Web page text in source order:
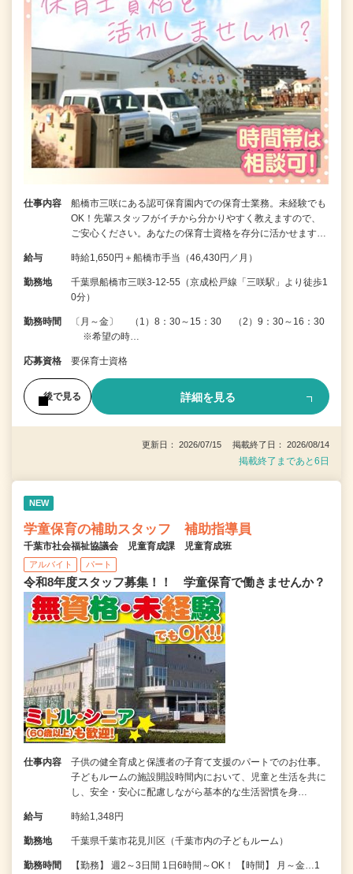
仕事内容
船橋市三咲にある認可保育園内での保育士業務。未経験でも
OK！先輩スタッフがイチから分かりやすく教えますので、
ご安心ください。あなたの保育士資格を存分に活かせます…
給与 時給1,650円＋船橋市手当（46,430円／月）
勤務地
千葉県船橋市三咲3-12-55（京成松戸線「三咲駅」より徒歩1
0分）
勤務時間
〔月～金〕 （1）8：30～15：30 （2）9：30～16：30
※希望の時…
応募資格 要保育士資格
後で見る 詳細を見る
更新日： 2026/07/15 掲載終了日： 2026/08/14
掲載終了まであと6日
NEW
学童保育の補助スタッフ 補助指導員
千葉市社会福祉協議会 児童育成課 児童育成班
アルバイト パート
令和8年度スタッフ募集！！ 学童保育で働きませんか？
仕事内容
子供の健全育成と保護者の子育て支援のパートでのお仕事。
子どもルームの施設開設時間内において、児童と生活を共に
し、安全・安心に配慮しながら基本的な生活習慣を身…
給与 時給1,348円
勤務地 千葉県千葉市花見川区（千葉市内の子どもルーム）
勤務時間
【勤務】 週2～3日間 1日6時間～OK！ 【時間】 月～金…1